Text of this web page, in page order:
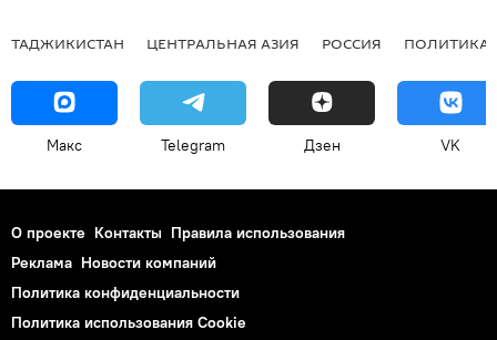
ТАДЖИКИСТАН ЦЕНТРАЛЬНАЯ АЗИЯ РОССИЯ ПОЛИТИКА
Макс Telegram Дзен VK
О проекте Контакты Правила использования
Реклама Новости компаний
Политика конфиденциальности
Политика использования Cookie